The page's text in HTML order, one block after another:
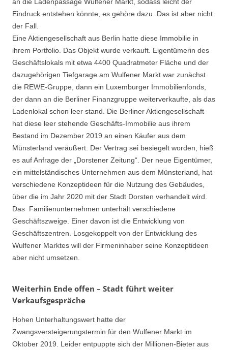
Eindruck entstehen könnte, es gehöre dazu. Das ist aber nicht
der Fall.
Eine Aktiengesellschaft aus Berlin hatte diese Immobilie in
ihrem Portfolio. Das Objekt wurde verkauft. Eigentümerin des
Geschäftslokals mit etwa 4400 Quadratmeter Fläche und der
dazugehörigen Tiefgarage am Wulfener Markt war zunächst
die REWE-Gruppe, dann ein Luxemburger Immobilienfonds,
der dann an die Berliner Finanzgruppe weiterverkaufte, als das
Ladenlokal schon leer stand. Die Berliner Aktiengesellschaft
hat diese leer stehende Geschäfts-Immobilie aus ihrem
Bestand im Dezember 2019 an einen Käufer aus dem
Münsterland veräußert. Der Vertrag sei besiegelt worden, hieß
es auf Anfrage der „Dorstener Zeitung“. Der neue Eigentümer,
ein mittelständisches Unternehmen aus dem Münsterland, hat
verschiedene Konzeptideen für die Nutzung des Gebäudes,
über die im Jahr 2020 mit der Stadt Dorsten verhandelt wird.
Das Familienunternehmen unterhält verschiedene
Geschäftszweige. Einer davon ist die Entwicklung von
Geschäftszentren. Losgekoppelt von der Entwicklung des
Wulfener Marktes will der Firmeninhaber seine Konzeptideen
aber nicht umsetzen.
Weiterhin Ende offen – Stadt führt weiter
Verkaufsgespräche
Hohen Unterhaltungswert hatte der
Zwangsversteigerungstermin für den Wulfener Markt im
Oktober 2019. Leider entpuppte sich der Millionen-Bieter aus